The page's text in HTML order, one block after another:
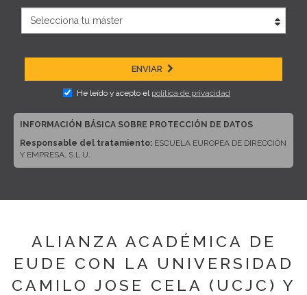
ENVIAR
He leído y acepto el política de privacidad
INFORMACIÓN BÁSICA SOBRE PROTECCIÓN DE DATOS
Responsable del tratamiento: ESCUELA EUROPEA DE DIRECCIÓN
Y EMPRESA, S.L.U.
Solo le enviaremos publicidad con su autorización previa,
que podrá facilitarnos mediante la casilla correspondiente establecida al
efecto.
consentimiento previo, que podrá facilitarnos mediante la casilla
ALIANZA ACADÉMICA DE
EUDE CON LA UNIVERSIDAD
CAMILO JOSE CELA (UCJC) Y